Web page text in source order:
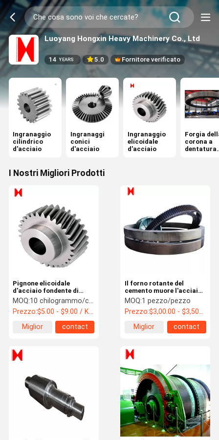
Luoyang Hongxin Heavy Machinery Co., Ltd
14 YEARS 5.0 Fornitore verificato
Ingranaggio
cilindrico
d'acciaio
Ingranaggi
conici
d'acciaio
Ingranaggio
elicoidale
d'acciaio
Forgia
corona a
dentatura
I Nostri Migliori Prodotti
Pignone elicoidale
d'acciaio fondente di
acciaio al carbonio
560HBS AISI 4140/4340
MOQ:10 chilogrammo/chilogrammi
Prezzo:$5.00 - $9.00 / Kilogram
Miglior
contact
Il forno rotante del
cemento muore l'acciaio
che forgia Ring Gear
grande di forgia 8000mm
interno
MOQ:1 pezzo/pezzo
Prezzo:$3,00.00 - $3,500.00 / Piece
Miglior
contact